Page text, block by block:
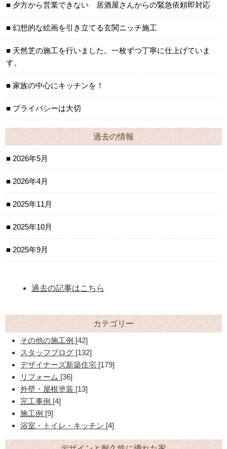
夕方から営業できない 居酒屋さんからの緊急依頼即対応
幻想的な絵画を引き立てる玄関ニッチ施工
天然芝の施工を行いました。一枚ずつ丁寧に仕上げていま
す。
家族の中心にキッチンを！
プライバシーは大切
過去の情報
2026年5月
2026年4月
2025年11月
2025年10月
2025年9月
過去の記事はこちら
カテゴリー
その他の施工例 [42]
スタッフブログ [132]
デザイナーズ新築住宅 [179]
リフォーム [36]
外壁・屋根塗装 [13]
完工事例 [4]
施工例 [9]
浴室・トイレ・キッチン [4]